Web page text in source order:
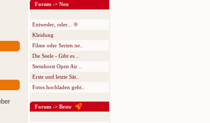
Forum -> Neu
Entweder, oder... 🌞
Kleidung
Filme oder Serien ne..
Die Seele - Gibt es ..
Steinhorst Open Air ..
Erste und letzte Sät..
Fotos hochladen geht..
Forum -> Beste